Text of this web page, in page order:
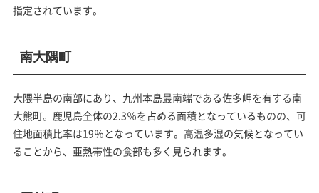
指定されています。
南大隅町
大隈半島の南部にあり、九州本島最南端である佐多岬を有する南
大熊町。鹿児島全体の2.3％を占める面積となっているものの、可
住地面積比率は19％となっています。高温多湿の気候となってい
ることから、亜熱帯性の食部も多く見られます。